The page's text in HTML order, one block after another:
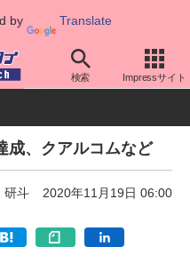
by Translate
検索 Impressサイト
5G
成、クアルコムなど
研斗 2020年11月19日 06:00